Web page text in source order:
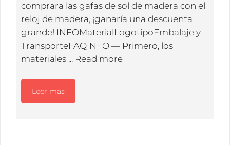
comprara las gafas de sol de madera con el
reloj de madera, ¡ganaría una descuenta
grande! INFOMaterialLogotipoEmbalaje y
TransporteFAQINFO — Primero, los
materiales ... Read more
Leer más